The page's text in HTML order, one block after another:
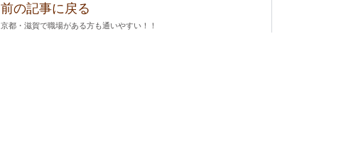
前の記事に戻る
京都・滋賀で職場がある方も通いやすい！！